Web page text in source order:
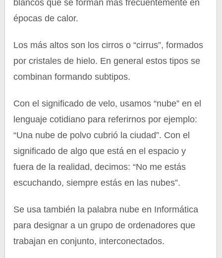
blancos que se forman más frecuentemente en
épocas de calor.
Los más altos son los cirros o “cirrus”, formados
por cristales de hielo. En general estos tipos se
combinan formando subtipos.
Con el significado de velo, usamos “nube” en el
lenguaje cotidiano para referirnos por ejemplo:
“Una nube de polvo cubrió la ciudad”. Con el
significado de algo que está en el espacio y
fuera de la realidad, decimos: “No me estás
escuchando, siempre estás en las nubes”.
Se usa también la palabra nube en Informática
para designar a un grupo de ordenadores que
trabajan en conjunto, interconectados.